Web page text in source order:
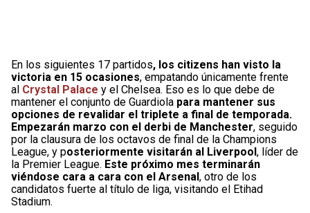
En los siguientes 17 partidos, los citizens han visto la
victoria en 15 ocasiones, empatando únicamente frente
al Crystal Palace y el Chelsea. Eso es lo que debe de
mantener el conjunto de Guardiola para mantener sus
opciones de revalidar el triplete a final de temporada.
Empezarán marzo con el derbi de Manchester, seguido
por la clausura de los octavos de final de la Champions
League, y posteriormente visitarán al Liverpool, líder de
la Premier League. Este próximo mes terminarán
viéndose cara a cara con el Arsenal, otro de los
candidatos fuerte al título de liga, visitando el Etihad
Stadium.